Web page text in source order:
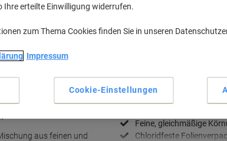
aus feinen und
Feine, gleichmäßige
Chloridfeste
Ihre erteilte Einwilligung widerrufen.
zum Thema Cookies finden Sie in unseren
Impressum
Cookie-Einstellungen